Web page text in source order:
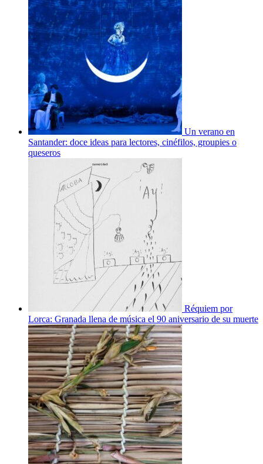
Un verano en
Santander: doce ideas para lectores, cinéfilos, groupies o
queseros
Réquiem por
Lorca: Granada llena de música el 90 aniversario de su muerte